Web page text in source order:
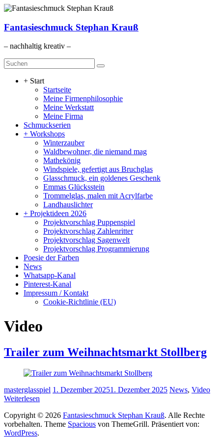
Zum
springen
Fantasieschmuck Stephan Krauß
– nachhaltig kreativ –
Menü
+ Start
Startseite
Meine Firmenphilosophie
Meine Werkstatt
Meine Firma
Schmuckserien
+ Workshops
Winterzauber
Waldbewohner, die niemand mag
Mathekönig
Windspiele, gefertigt aus Bruchglas
Glasschmuck, ein goldenes Geschenk
Emmas Glücksstein
Trommelglas, malen mit Acrylfarbe
Landhauslichter
+ Projektideen 2026
Projektvorschlag Puppenspiel
Projektvorschlag Zahlenritter
Projektvorschlag Sagenwelt
Projektvorschlag Programmierung
Poesie der Farben
News
Whatsapp-Kanal
Pinterest-Kanal
Impressum / Kontakt
Cookie-Richtlinie (EU)
Video
Trailer zum Weihnachtsmarkt Stollberg
masterglasspiel 1. Dezember 20251. Dezember 2025 News, Video
Weiterlesen
Copyright © 2026 Fantasieschmuck Stephan Krauß. Alle Rechte
vorbehalten. Theme Spacious von ThemeGrill. Präsentiert von:
WordPress.